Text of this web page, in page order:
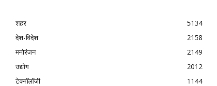
शहर
5134
देश-विदेश
2158
मनोरंजन
2149
उद्योग
2012
टेक्नॉलॉजी
1144